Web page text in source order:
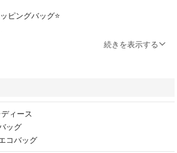
ングバッグ⭐️
》
バッグになります。
続きを表示する
ディース
ッグ
コバッグ